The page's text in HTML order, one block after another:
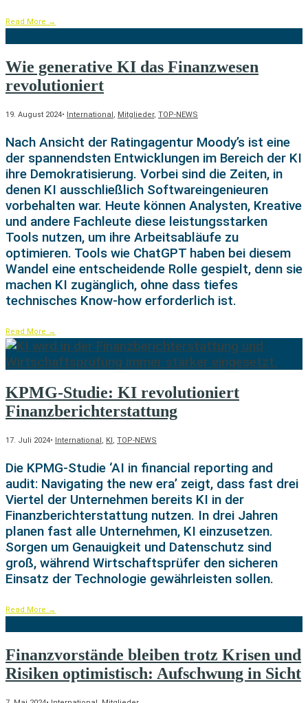
Read More →
Wie generative KI das Finanzwesen
revolutioniert
19. August 2024• International, Mitglieder, TOP-NEWS
Nach Ansicht der Ratingagentur Moody’s ist eine
der spannendsten Entwicklungen im Bereich der KI
ihre Demokratisierung. Vorbei sind die Zeiten, in
denen KI ausschließlich Softwareingenieuren
vorbehalten war. Heute können Analysten, Kreative
und andere Fachleute diese leistungsstarken
Tools nutzen, um ihre Arbeitsabläufe zu
optimieren. Tools wie ChatGPT haben bei diesem
Wandel eine entscheidende Rolle gespielt, denn sie
machen KI zugänglich, ohne dass tiefes
technisches Know-how erforderlich ist.
Read More →
KPMG-Studie: KI revolutioniert
Finanzberichterstattung
17. Juli 2024• International, KI, TOP-NEWS
Die KPMG-Studie ‘AI in financial reporting and
audit: Navigating the new era’ zeigt, dass fast drei
Viertel der Unternehmen bereits KI in der
Finanzberichterstattung nutzen. In drei Jahren
planen fast alle Unternehmen, KI einzusetzen.
Sorgen um Genauigkeit und Datenschutz sind
groß, während Wirtschaftsprüfer den sicheren
Einsatz der Technologie gewährleisten sollen.
Read More →
Finanzvorstände bleiben trotz Krisen und
Risiken optimistisch: Aufschwung in Sicht